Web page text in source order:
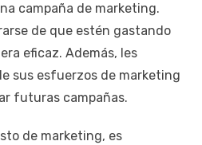
campaña de marketing.
de que estén gastando
eficaz. Además, les
sus esfuerzos de marketing
futuras campañas.
de marketing, es